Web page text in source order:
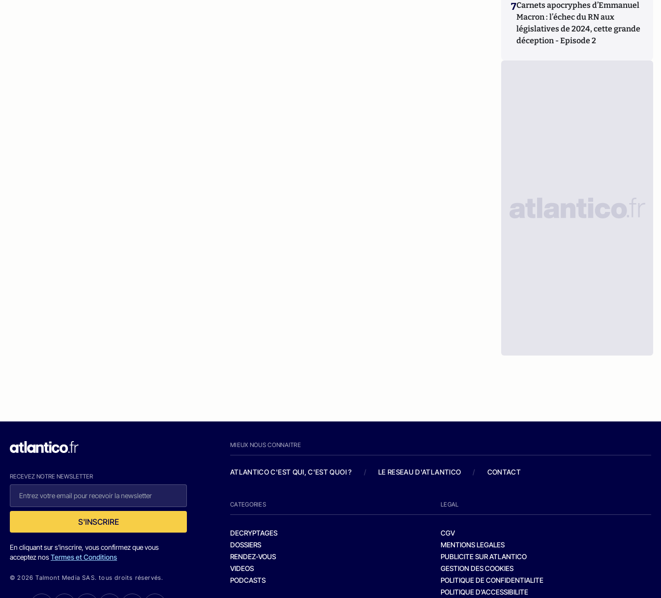
7Carnets apocryphes d’Emmanuel
Macron : l’échec du RN aux
législatives de 2024, cette grande
déception - Episode 2
RECEVEZ NOTRE NEWSLETTER
S'INSCRIRE
En cliquant sur s'inscrire, vous confirmez que vous
acceptez nosTermes et Conditions
© 2026 Talmont Media SAS. tous droits réservés.
MIEUX NOUS CONNAITRE
ATLANTICO C'EST QUI, C'EST QUOI ? / LE RESEAU D'ATLANTICO / CONTACT
CATEGORIES
DECRYPTAGES
DOSSIERS
RENDEZ-VOUS
VIDEOS
PODCASTS
LEGAL
CGV
MENTIONS LEGALES
PUBLICITE SUR ATLANTICO
GESTION DES COOKIES
POLITIQUE DE CONFIDENTIALITE
POLITIQUE D’ACCESSIBILITE